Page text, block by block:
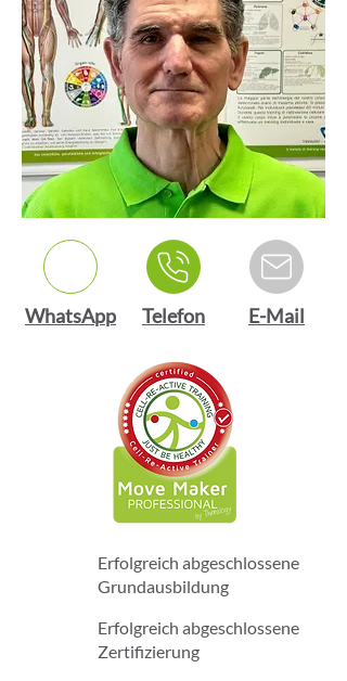
WhatsApp Telefon E-Mail
Erfolgreich abgeschlossene
Grundausbildung
Erfolgreich abgeschlossene
Zertifizierung